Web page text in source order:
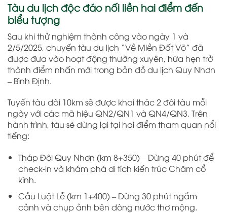
Tàu du lịch độc đáo nối liền hai điểm đến
biểu tượng
Sau khi thử nghiệm thành công vào ngày 1 và
2/5/2025, chuyến tàu du lịch “Về Miền Đất Võ” đã
được đưa vào hoạt động thường xuyên, hứa hẹn trở
thành điểm nhấn mới trong bản đồ du lịch Quy Nhơn
– Bình Định.
Tuyến tàu dài 10km sẽ được khai thác 2 đôi tàu mỗi
ngày với các mã hiệu QN2/QN1 và QN4/QN3. Trên
hành trình, tàu sẽ dừng lại tại hai điểm tham quan nổi
tiếng:
Tháp Đôi Quy Nhơn (km 8+350) – Dừng 40 phút để
check-in và khám phá di tích kiến trúc Chăm cổ
kính.
Cầu Luật Lễ (km 1+400) – Dừng 30 phút ngắm
cảnh và chụp ảnh bên dòng nước thơ mộng.